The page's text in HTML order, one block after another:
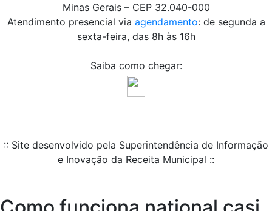
Minas Gerais – CEP 32.040-000
Atendimento presencial via agendamento: de segunda a
sexta-feira, das 8h às 16h
Saiba como chegar:
:: Site desenvolvido pela Superintendência de Informação
e Inovação da Receita Municipal ::